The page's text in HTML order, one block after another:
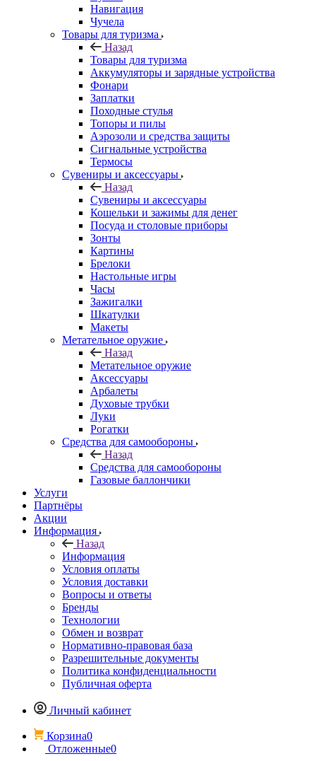
Навигация
Чучела
Товары для туризма
Назад
Товары для туризма
Аккумуляторы и зарядные устройства
Фонари
Заплатки
Походные стулья
Топоры и пилы
Аэрозоли и средства защиты
Сигнальные устройства
Термосы
Сувениры и аксессуары
Назад
Сувениры и аксессуары
Кошельки и зажимы для денег
Посуда и столовые приборы
Зонты
Картины
Брелоки
Настольные игры
Часы
Зажигалки
Шкатулки
Макеты
Метательное оружие
Назад
Метательное оружие
Аксессуары
Арбалеты
Духовые трубки
Луки
Рогатки
Средства для самообороны
Назад
Средства для самообороны
Газовые баллончики
Услуги
Партнёры
Акции
Информация
Назад
Информация
Условия оплаты
Условия доставки
Вопросы и ответы
Бренды
Технологии
Обмен и возврат
Нормативно-правовая база
Разрешительные документы
Политика конфиденциальности
Публичная оферта
Личный кабинет
Корзина0
Отложенные0